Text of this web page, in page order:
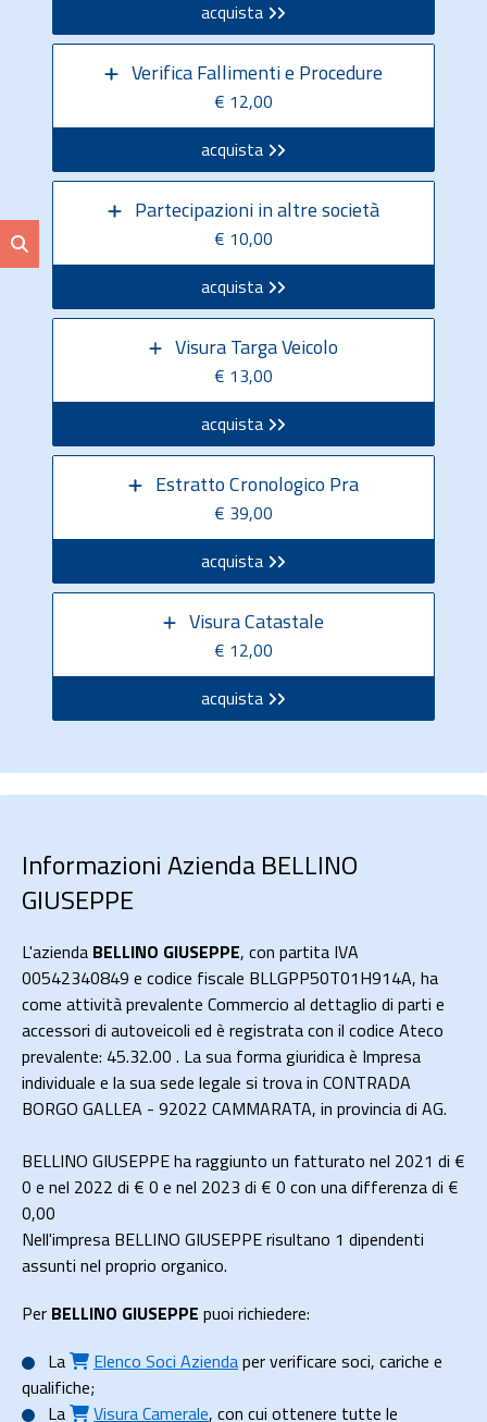
acquista
Verifica Fallimenti e Procedure
€ 12,00
acquista
Partecipazioni in altre società
€ 10,00
acquista
Visura Targa Veicolo
€ 13,00
acquista
Estratto Cronologico Pra
€ 39,00
acquista
Visura Catastale
€ 12,00
acquista
Informazioni Azienda BELLINO
GIUSEPPE
L'azienda BELLINO GIUSEPPE, con partita IVA
00542340849 e codice fiscale BLLGPP50T01H914A, ha
come attività prevalente Commercio al dettaglio di parti e
accessori di autoveicoli ed è registrata con il codice Ateco
prevalente: 45.32.00 . La sua forma giuridica è Impresa
individuale e la sua sede legale si trova in CONTRADA
BORGO GALLEA - 92022 CAMMARATA, in provincia di AG.
BELLINO GIUSEPPE ha raggiunto un fatturato nel 2021 di €
0 e nel 2022 di € 0 e nel 2023 di € 0 con una differenza di €
0,00
Nell'impresa BELLINO GIUSEPPE risultano 1 dipendenti
assunti nel proprio organico.
Per BELLINO GIUSEPPE puoi richiedere:
La
Elenco Soci Aziendaper verificare soci, cariche e
qualifiche;
La
Visura Camerale, con cui ottenere tutte le